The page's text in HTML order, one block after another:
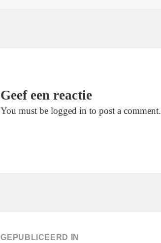
Geef een reactie
You must be logged in to post a comment.
GEPUBLICEERD IN